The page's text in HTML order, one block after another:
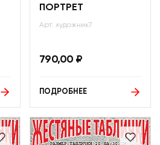
ПОРТРЕТ
Арт: художник7
790,00 ₽
ПОДРОБНЕЕ